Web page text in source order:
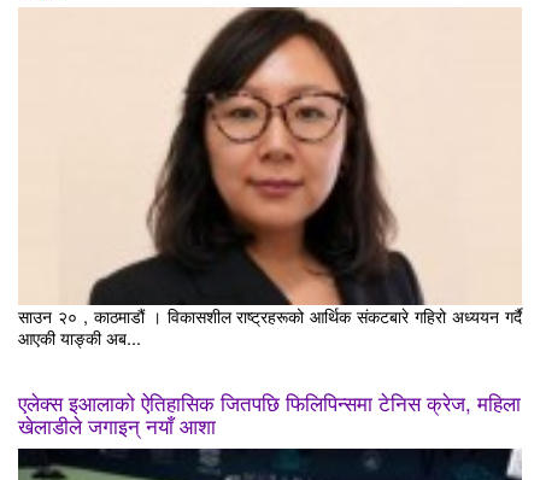
साउन २० , काठमाडौं । विकासशील राष्ट्रहरूको आर्थिक संकटबारे गहिरो अध्ययन गर्दै
आएकी याङ्की अब...
एलेक्स इआलाको ऐतिहासिक जितपछि फिलिपिन्समा टेनिस क्रेज, महिला
खेलाडीले जगाइन् नयाँ आशा